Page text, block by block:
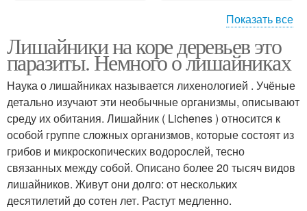
Купорос на грибок Купорос от мха
Железный купорос Медные купоросы
Купорос против
плесени
Показать все
Лишайники на коре деревьев это
паразиты. Немного о лишайниках
Наука о лишайниках называется лихенологией . Учёные
детально изучают эти необычные организмы, описывают
среду их обитания. Лишайник ( Lichenes ) относится к
особой группе сложных организмов, которые состоят из
грибов и микроскопических водорослей, тесно
связанных между собой. Описано более 20 тысяч видов
лишайников. Живут они долго: от нескольких
десятилетий до сотен лет. Растут медленно.